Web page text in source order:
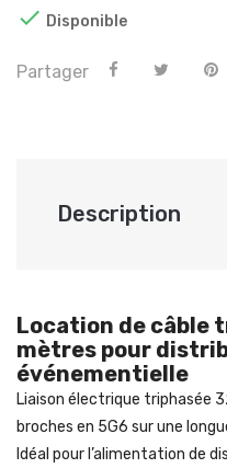
 Disponible
Partager
Description
Location de câble
mètres pour
événementielle
Liaison électrique triphasée
broches en 5G6 sur une
Idéal pour l’alimentation de